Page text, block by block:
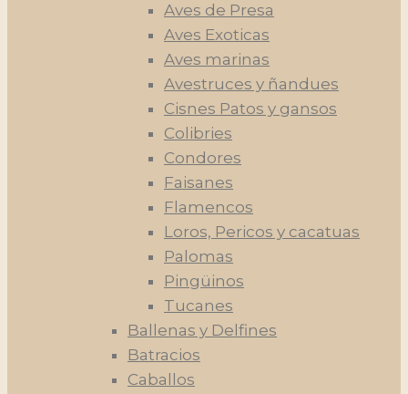
Aves de Presa
Aves Exoticas
Aves marinas
Avestruces y ñandues
Cisnes Patos y gansos
Colibries
Condores
Faisanes
Flamencos
Loros, Pericos y cacatuas
Palomas
Pingüinos
Tucanes
Ballenas y Delfines
Batracios
Caballos